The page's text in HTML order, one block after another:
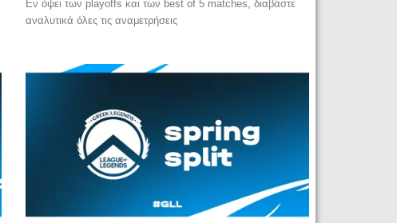
Εν όψει των playoffs και των best of 5 matches, διαβάστε
αναλυτικά όλες τις αναμετρήσεις